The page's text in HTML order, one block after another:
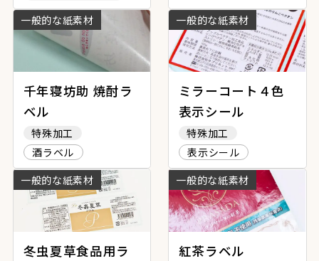
一般的な紙素材
千年寝坊助 焼酎ラ
ベル
特殊加工
酒ラベル
一般的な紙素材
ミラーコート４色
表示シール
特殊加工
表示シール
一般的な紙素材
冬虫夏草食品用ラ
一般的な紙素材
紅茶ラベル